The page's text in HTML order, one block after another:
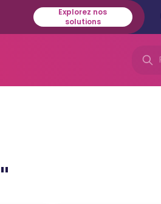
Explorez nos
solutions
"